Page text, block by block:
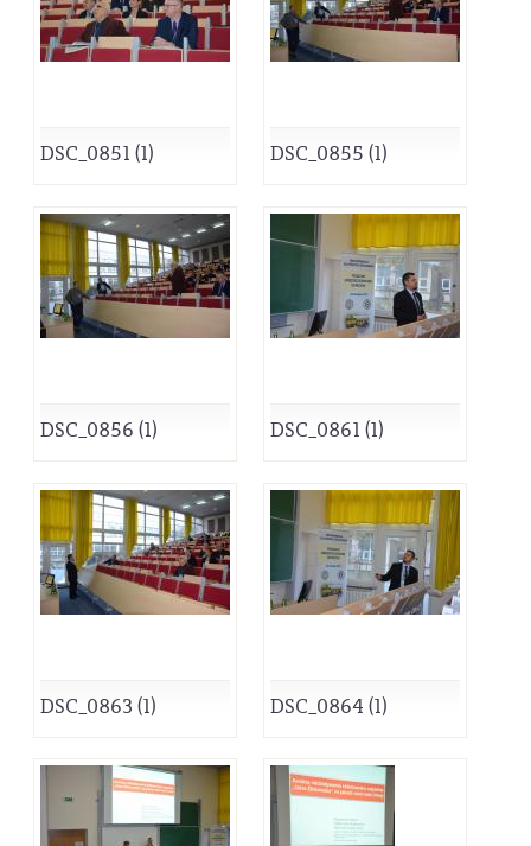
DSC_0851 (1) DSC_0855 (1)
DSC_0856 (1) DSC_0861 (1)
DSC_0863 (1) DSC_0864 (1)